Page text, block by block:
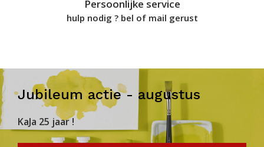
Persoonlijke service
hulp nodig ? bel of mail gerust
Jubileum actie - augustus
KaJa 25 jaar !